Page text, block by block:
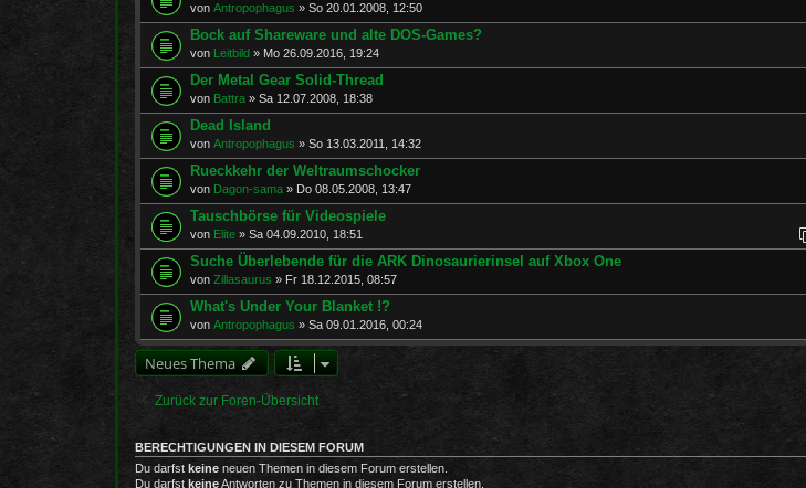
von Antropophagus » So 20.01.2008, 12:50
Bock auf Shareware und alte DOS-Games?
von Leitbild » Mo 26.09.2016, 19:24
Der Metal Gear Solid-Thread
von Battra » Sa 12.07.2008, 18:38
Dead Island
von Antropophagus » So 13.03.2011, 14:32
Rueckkehr der Weltraumschocker
von Dagon-sama » Do 08.05.2008, 13:47
Tauschbörse für Videospiele
von Elite » Sa 04.09.2010, 18:51
Suche Überlebende für die ARK Dinosaurierinsel auf Xbox One
von Zillasaurus » Fr 18.12.2015, 08:57
What's Under Your Blanket !?
von Antropophagus » Sa 09.01.2016, 00:24
Neues Thema
Zurück zur Foren-Übersicht
BERECHTIGUNGEN IN DIESEM FORUM
Du darfst keine neuen Themen in diesem Forum erstellen.
Du darfst keineAntworten zu Themen in diesem Forum erstellen.